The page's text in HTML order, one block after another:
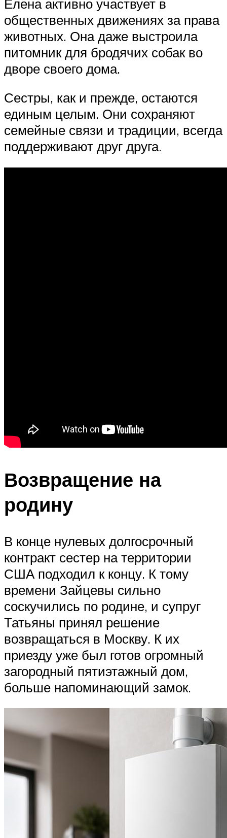
Елена активно участвует в
общественных движениях за права
животных. Она даже выстроила
питомник для бродячих собак во
дворе своего дома.
Сестры, как и прежде, остаются
единым целым. Они сохраняют
семейные связи и традиции, всегда
поддерживают друг друга.
Возвращение на
родину
В конце нулевых долгосрочный
контракт сестер на территории
США подходил к концу. К тому
времени Зайцевы сильно
соскучились по родине, и супруг
Татьяны принял решение
возвращаться в Москву. К их
приезду уже был готов огромный
загородный пятиэтажный дом,
больше напоминающий замок.